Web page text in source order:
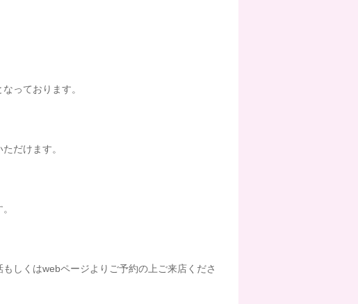
っております。
だけます。
しくはwebページよりご予約の上ご来店くださ